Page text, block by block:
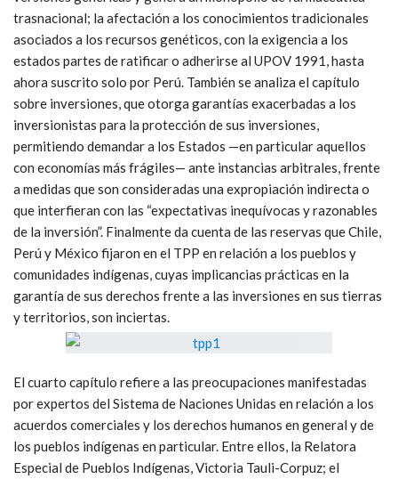
trasnacional; la afectación a los conocimientos tradicionales
asociados a los recursos genéticos, con la exigencia a los
estados partes de ratificar o adherirse al UPOV 1991, hasta
ahora suscrito solo por Perú. También se analiza el capítulo
sobre inversiones, que otorga garantías exacerbadas a los
inversionistas para la protección de sus inversiones,
permitiendo demandar a los Estados —en particular aquellos
con economías más frágiles— ante instancias arbitrales, frente
a medidas que son consideradas una expropiación indirecta o
que interfieran con las “expectativas inequívocas y razonables
de la inversión”. Finalmente da cuenta de las reservas que Chile,
Perú y México fijaron en el TPP en relación a los pueblos y
comunidades indígenas, cuyas implicancias prácticas en la
garantía de sus derechos frente a las inversiones en sus tierras
y territorios, son inciertas.
El cuarto capítulo refiere a las preocupaciones manifestadas
por expertos del Sistema de Naciones Unidas en relación a los
acuerdos comerciales y los derechos humanos en general y de
los pueblos indígenas en particular. Entre ellos, la Relatora
Especial de Pueblos Indígenas, Victoria Tauli-Corpuz; el